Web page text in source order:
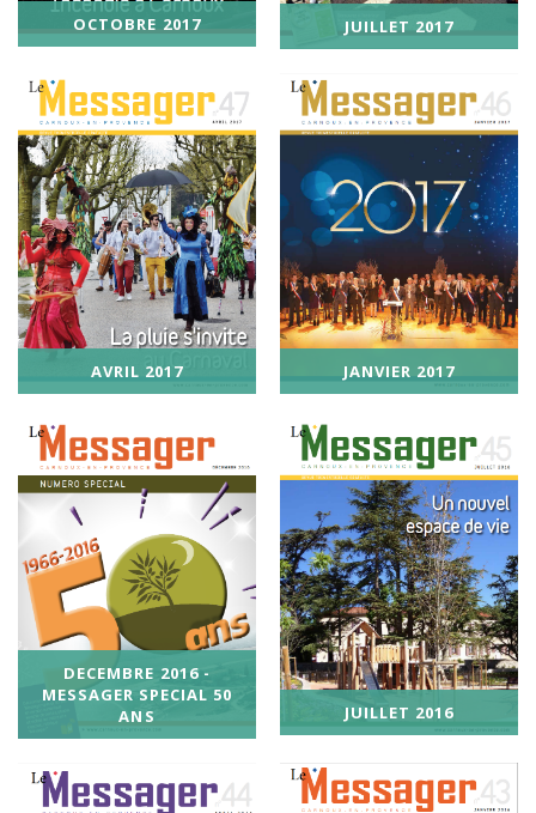
OCTOBRE 2017 JUILLET 2017
AVRIL 2017 JANVIER 2017
DECEMBRE 2016 -
MESSAGER SPECIAL 50
ANS
JUILLET 2016